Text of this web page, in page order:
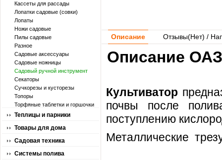
Кассеты для рассады
Лопатки садовые (совки)
Лопаты
Ножи садовые
Пилы садовые
Разное
Садовые аксессуары
Садовые ножницы
Садовый ручной инструмент
Секаторы
Сучкорезы и кусторезы
Топоры
Торфяные таблетки и горшочки
Теплицы и парники
Товары для дома
Садовая техника
Системы полива
Описание Отзывы(Нет) /
Описание
Культиватор
почвы после
поступлению
Металлические